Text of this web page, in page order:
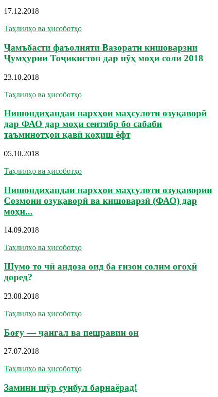
17.12.2018
Таҳлилҳо ва ҳисоботҳо
Ҷамъбасти фаъолияти Вазорати кишоварзии
Ҷумҳурии Тоҷикистон дар нӯҳ моҳи соли 2018
23.10.2018
Таҳлилҳо ва ҳисоботҳо
Нишондиҳандаи нархҳои маҳсулоти озуқаворӣ
дар ФАО дар моҳи сентябр бо сабаби
таъминотҳои қавӣ коҳиш ёфт
05.10.2018
Таҳлилҳо ва ҳисоботҳо
Нишондиҳандаи нархҳои маҳсулоти озуқавории
Созмони озуқаворӣ ва кишоварзӣ (ФАО) дар
моҳи...
14.09.2018
Таҳлилҳо ва ҳисоботҳо
Шумо то чӣ андоза оид ба ғизои солим огоҳӣ
доред?
23.08.2018
Таҳлилҳо ва ҳисоботҳо
Боғу — ҷангал ва пешравии он
27.07.2018
Таҳлилҳо ва ҳисоботҳо
Замини шӯр сунбул барнаёрад!